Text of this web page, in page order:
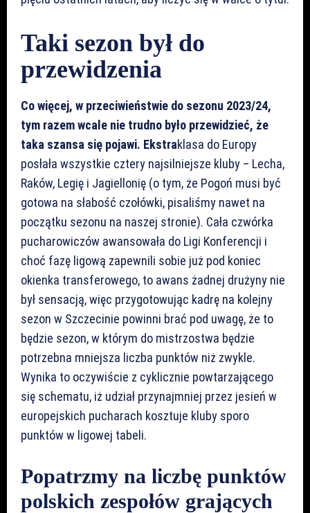
Taki sezon był do
przewidzenia
Co więcej, w przeciwieństwie do sezonu 2023/24,
tym razem wcale nie trudno było przewidzieć, że
taka szansa się pojawi. Ekstraklasa do Europy
posłała wszystkie cztery najsilniejsze kluby – Lecha,
Raków, Legię i Jagiellonię (o tym, że Pogoń musi być
gotowa na słabość czołówki, pisaliśmy nawet na
początku sezonu na naszej stronie). Cała czwórka
pucharowiczów awansowała do Ligi Konferencji i
choć fazę ligową zapewnili sobie już pod koniec
okienka transferowego, to awans żadnej drużyny nie
był sensacją, więc przygotowując kadrę na kolejny
sezon w Szczecinie powinni brać pod uwagę, że to
będzie sezon, w którym do mistrzostwa będzie
potrzebna mniejsza liczba punktów niż zwykle.
Wynika to oczywiście z cyklicznie powtarzającego
się schematu, iż udział przynajmniej przez jesień w
europejskich pucharach kosztuje kluby sporo
punktów w ligowej tabeli.
Popatrzmy na liczbę punktów
polskich zespołów grających